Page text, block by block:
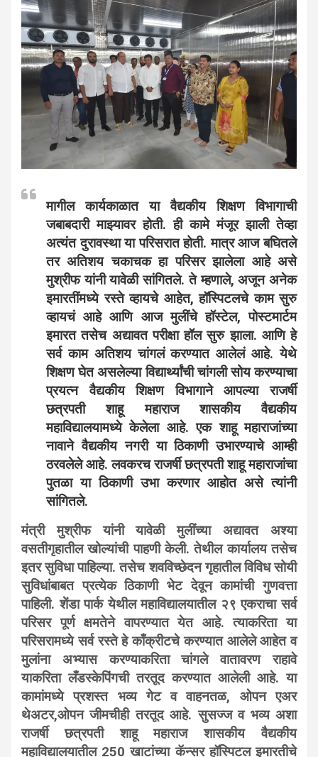
मागील कार्यकाळात या वैद्यकीय शिक्षण विभागाची
जबाबदारी माझ्यावर होती. ही कामे मंजूर झाली तेव्हा
अत्यंत दुरावस्था या परिसरात होती. मात्र आज बघितले
तर अतिशय चकाचक हा परिसर झालेला आहे असे
मुश्रीफ यांनी यावेळी सांगितले. ते म्हणाले, अजून अनेक
इमारतींमध्ये रस्ते व्हायचे आहेत, हॉस्पिटलचे काम सुरु
व्हायचं आहे आणि आज मुलींचे हॉस्टेल, पोस्टमार्टम
इमारत तसेच अद्यावत परीक्षा हॉल सुरु झाला. आणि हे
सर्व काम अतिशय चांगलं करण्यात आलेलं आहे. येथे
शिक्षण घेत असलेल्या विद्यार्थ्यांची चांगली सोय करण्याचा
प्रयत्न वैद्यकीय शिक्षण विभागाने आपल्या राजर्षी
छत्रपती शाहू महाराज शासकीय वैद्यकीय
महाविद्यालयामध्ये केलेला आहे. एक शाहू महाराजांच्या
नावाने वैद्यकीय नगरी या ठिकाणी उभारण्याचे आम्ही
ठरवलेले आहे. लवकरच राजर्षी छत्रपती शाहू महाराजांचा
पुतळा या ठिकाणी उभा करणार आहोत असे त्यांनी
सांगितले.
मंत्री मुश्रीफ यांनी यावेळी मुलींच्या अद्यावत अश्या
वसतीगृहातील खोल्यांची पाहणी केली. तेथील कार्यालय तसेच
इतर सुविधा पाहिल्या. तसेच शवविच्छेदन गृहातील विविध सोयी
सुविधांबाबत प्रत्येक ठिकाणी भेट देवून कामांची गुणवत्ता
पाहिली. शेंडा पार्क येथील महाविद्यालयातील २९ एकराचा सर्व
परिसर पूर्ण क्षमतेने वापरण्यात येत आहे. त्याकरिता या
परिसरामध्ये सर्व रस्ते हे काँक्रीटचे करण्यात आलेले आहेत व
मुलांना अभ्यास करण्याकरिता चांगले वातावरण राहावे
याकरिता लँडस्केपिंगची तरतूद करण्यात आलेली आहे. या
कामांमध्ये प्रशस्त भव्य गेट व वाहनतळ, ओपन एअर
थेअटर,ओपन जीमचीही तरतूद आहे. सुसज्ज व भव्य अशा
राजर्षी छत्रपती शाहू महाराज शासकीय वैद्यकीय
महाविद्यालयातील 250 खाटांच्या कॅन्सर हॉस्पिटल इमारतीचे